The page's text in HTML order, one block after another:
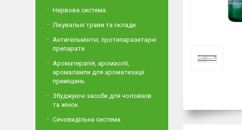
Нервова система.
Лікувальні трави та склади
Антигельмінтні, протипаразитарні
препарати
Ароматерапія, аромаолії,
аромалампи для ароматизації
приміщень
Збуджуючі засоби для чоловіків
та жінок
Сечовидільна система